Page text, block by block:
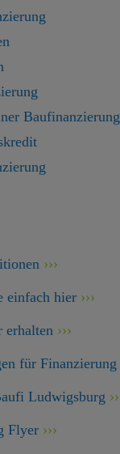
Baufinanzierung
einfach hier
erhalten
für Finanzierung
Ludwigsburg
Flyer